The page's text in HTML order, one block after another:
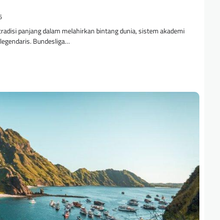
panjang dalam melahirkan bintang dunia, sistem akademi
Bundesliga…